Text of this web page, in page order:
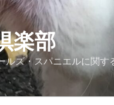
楽部
ズ・スパニエルに関す